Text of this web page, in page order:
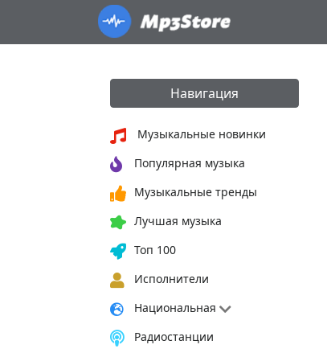
Навигация
Музыкальные новинки
Популярная музыка
Музыкальные тренды
Лучшая музыка
Топ 100
Исполнители
Национальная
Радиостанции